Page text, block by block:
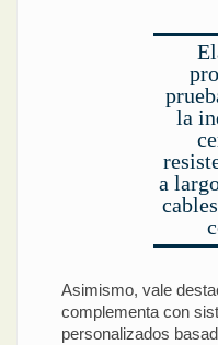
la
a
Asimismo, vale
complementa con
personalizados